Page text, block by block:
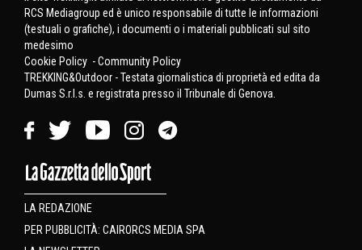
RCS Mediagroup ed è unico responsabile di tutte le informazioni
(testuali o grafiche), i documenti o i materiali pubblicati sul sito
medesimo
Cookie Policy -Community Policy
TREKKING&Outdoor - Testata giornalistica di proprietà ed edita da
Dumas S.r.l.s. e registrata presso il Tribunale di Genova.
LA REDAZIONE
PER PUBBLICITÀ: CAIRORCS MEDIA SPA